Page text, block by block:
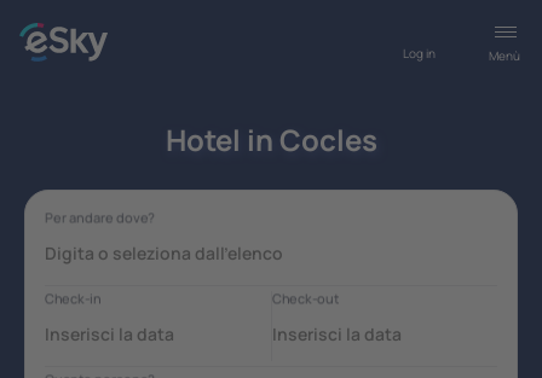
Menù
Log in
Hotel in Cocles